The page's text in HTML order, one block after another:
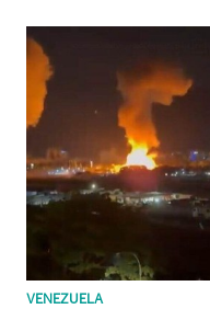
VENEZUELA